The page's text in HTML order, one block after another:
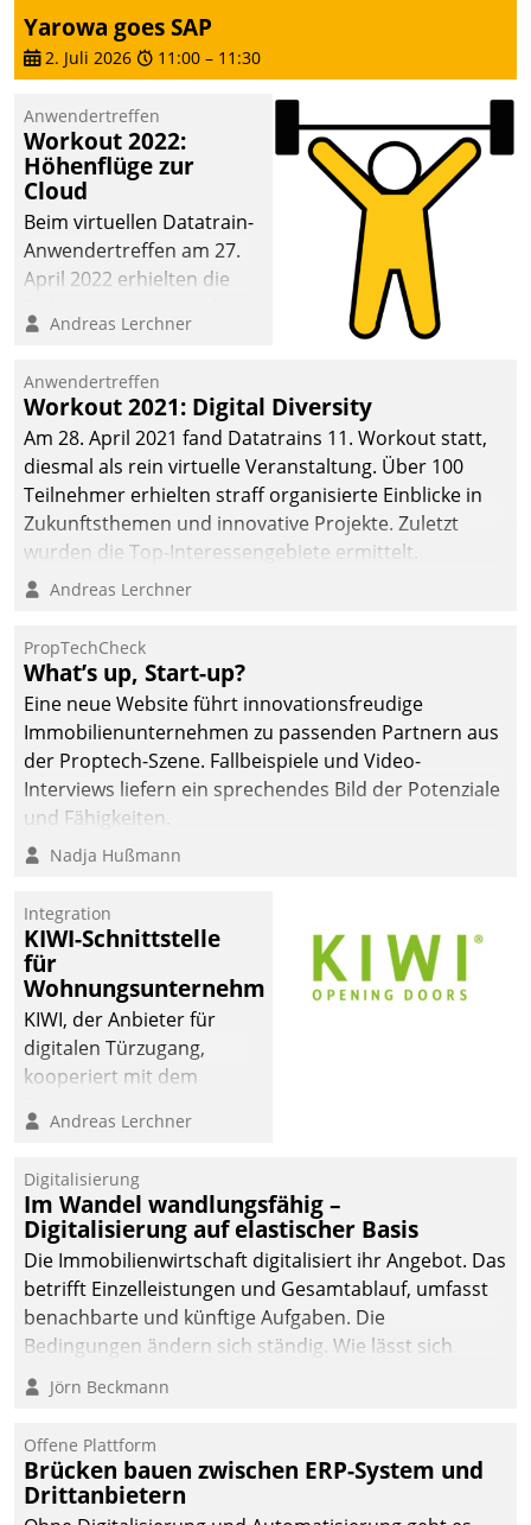
Yarowa goes SAP
2. Juli 2026 11:00 – 11:30
Anwendertreffen
Workout 2022:
Höhenflüge zur
Cloud
Beim virtuellen Datatrain-
Anwendertreffen am 27.
April 2022 erhielten die
Teilnehmer kurzweilige
Cloud-Strategien und -
Lösungen mit hohem
Zukunftspotenzial.
Andreas Lerchner
Anwendertreffen
Workout 2021: Digital Diversity
Am 28. April 2021 fand Datatrains 11. Workout statt,
diesmal als rein virtuelle Veranstaltung. Über 100
Teilnehmer erhielten straff organisierte Einblicke in
Zukunftsthemen und innovative Projekte. Zuletzt
wurden die Top-Interessengebiete ermittelt.
Andreas Lerchner
PropTechCheck
What’s up, Start-up?
Eine neue Website führt innovationsfreudige
Immobilienunternehmen zu passenden Partnern aus
der Proptech-Szene. Fallbeispiele und Video-
Interviews liefern ein sprechendes Bild der Potenziale
und Fähigkeiten.
Nadja Hußmann
Integration
KIWI-Schnittstelle
für
Wohnungsunternehmen
KIWI, der Anbieter für
digitalen Türzugang,
kooperiert mit dem
Softwareentwicklungshaus
Andreas Lerchner
Digitalisierung
Im Wandel wandlungsfähig –
Digitalisierung auf elastischer Basis
Die Immobilienwirtschaft digitalisiert ihr Angebot. Das
betrifft Einzelleistungen und Gesamtablauf, umfasst
benachbarte und künftige Aufgaben. Die
Bedingungen ändern sich ständig. Wie lässt sich
technisch die Kontrolle wahren und zugleich Freiraum
fürs Wachsen öffnen?
Jörn Beckmann
Offene Plattform
Brücken bauen zwischen ERP-System und
Drittanbietern